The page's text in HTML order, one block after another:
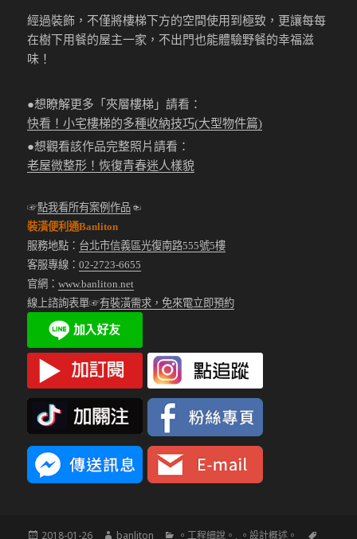
經過裝飾，不僅將樓梯下方的空間使用到極致，更讓每每
在樹下用餐的屋主一家，不出門也能體驗野餐的幸福滋
味！
●想瞭解更多「夾層樓梯」請看：
快看！小宅樓梯的多種收納技巧(大型物件篇)
●想觀看該作品完整照片請看：
老屋微整形！恢復青春迷人樣貌
☞點我看所有案例作品☜
裝潢便利通Banliton
服務地點： 台北市信義區光復南路555號5樓
客服專線：02-2723-6655
官網：www.banliton.net
線上諮詢表單☞有裝潢需求，免來電立即預約
發
2018-01-26 作
banliton 分。工程細說。 , 。設計概述。